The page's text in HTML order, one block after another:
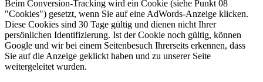
Beim Conversion-Tracking wird ein Cookie (siehe Punkt 08
"Cookies") gesetzt, wenn Sie auf eine AdWords-Anzeige klicken.
Diese Cookies sind 30 Tage gültig und dienen nicht Ihrer
persönlichen Identifizierung. Ist der Cookie noch gültig, können
Google und wir bei einem Seitenbesuch Ihrerseits erkennen, dass
Sie auf die Anzeige geklickt haben und zu unserer Seite
weitergeleitet wurden.